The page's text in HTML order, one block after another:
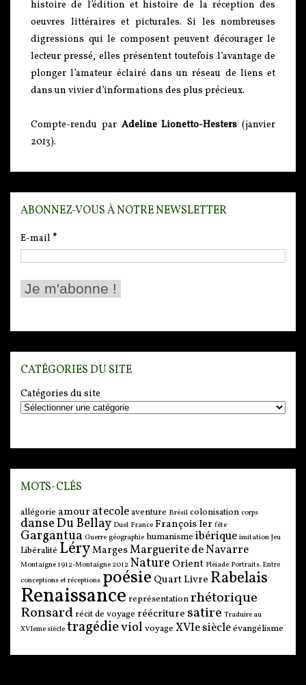
histoire de l’édition et histoire de la réception des
oeuvres littéraires et picturales. Si les nombreuses
digressions qui le composent peuvent décourager le
lecteur pressé, elles présentent toutefois l’avantage de
plonger l’amateur éclairé dans un réseau de liens et
dans un vivier d’informations des plus précieux.
Compte-rendu par Adeline Lionetto-Hesters (janvier
2013).
ABONNEZ-VOUS À NOTRE NEWSLETTER
E-mail *
CATÉGORIES DU SITE
Catégories du site
MOTS-CLÉS
allégorie amour atecoleaventure Brésil colonisation corps
danseDu Bellay Duel France François Ier fête
Gargantua Guerre géographie humanisme ibérique imitation Jeu
Libéralité LéryMargesMarguerite de Navarre
Montaigne 1912-Montaigne 2012 Nature Orient Pléiade Portraits. Entre
conceptions et réceptions poésie Quart Livre Rabelais
Renaissance représentationrhétorique
Ronsardrécit de voyage réécriture satire Traduire au
XVIeme siècle tragédieviol voyage XVIe siècleévangélisme